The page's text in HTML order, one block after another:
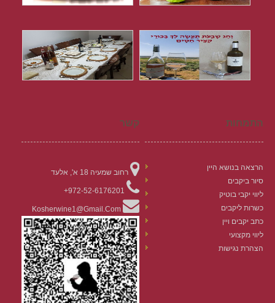
התמחות
הרצאה בנושא היין
סיור ביקבים
ליווי יקבי בוטיק
כשרות ליקבים
כתב יקבים ויין
ליווי מקצועי
הצהרת נגישות
קשר
רחוב שמעיה 18 א', אלעד
972-52-6176201+
Kosherwine1@gmail.com